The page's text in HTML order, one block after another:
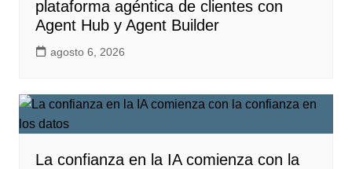
plataforma agéntica de clientes con
Agent Hub y Agent Builder
agosto 6, 2026
La confianza en la IA comienza con la